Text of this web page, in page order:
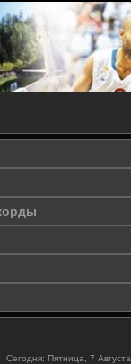
Сегодня: Пятница, 7 Августа